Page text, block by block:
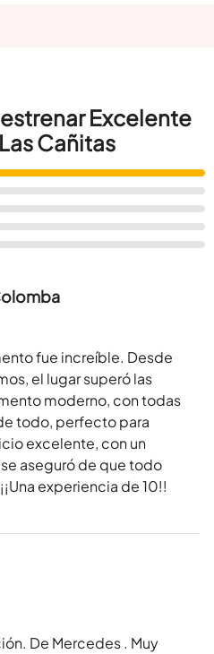
Excelente
Cañitas
fue increíble. Desde
el lugar superó las
moderno, con todas
todo, perfecto para
excelente, con un
aseguró de que todo
experiencia de 10!!
De Mercedes . Muy